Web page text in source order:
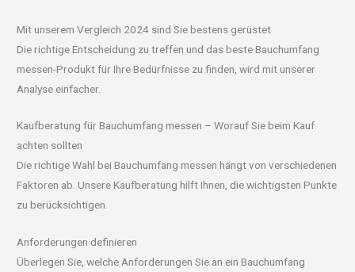
Mit unserem Vergleich 2024 sind Sie bestens gerüstet
Die richtige Entscheidung zu treffen und das beste Bauchumfang
messen-Produkt für Ihre Bedürfnisse zu finden, wird mit unserer
Analyse einfacher.
Kaufberatung für Bauchumfang messen – Worauf Sie beim Kauf
achten sollten
Die richtige Wahl bei Bauchumfang messen hängt von verschiedenen
Faktoren ab. Unsere Kaufberatung hilft Ihnen, die wichtigsten Punkte
zu berücksichtigen.
Anforderungen definieren
Überlegen Sie, welche Anforderungen Sie an ein Bauchumfang